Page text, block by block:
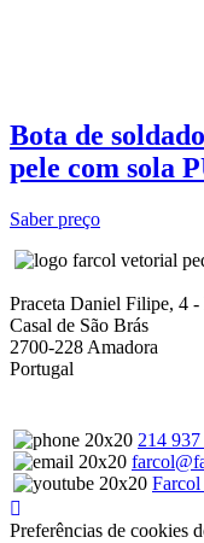
Bota de
pele com sola
Saber preço
Praceta Daniel Filipe, 4 -
Casal de São Brás
2700-228 Amadora
Portugal
214 937
Preferências de cookies